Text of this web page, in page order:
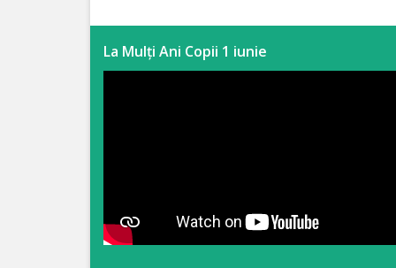
Anticorupție
regulamente
La Mulți Ani Copii 1 iunie